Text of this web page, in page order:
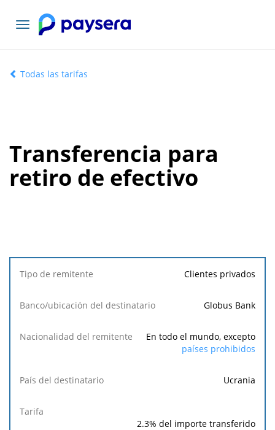
Toggle
navigation
Todas las tarifas
Transferencia para
retiro de efectivo
Tipo de
remitente
País del
Clientes privados
Globus Bank
En todo el mundo, excepto
países prohibidos
Ucrania
2.3% del importe transferido